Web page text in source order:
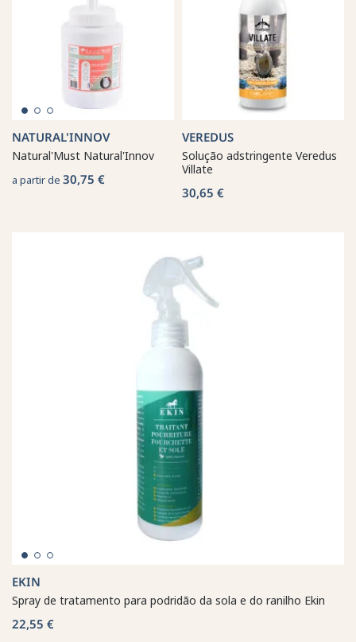
NATURAL'INNOV
Natural'Must Natural'Innov
a partir de 30,75 €
VEREDUS
Solução adstringente Veredus
Villate
30,65 €
EKIN
Spray de tratamento para podridão da sola e do ranilho Ekin
22,55 €